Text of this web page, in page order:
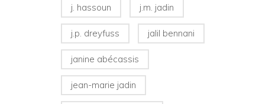
j. hassoun j.m. jadin
j.p. dreyfuss jalil bennani
janine abécassis
jean-marie jadin